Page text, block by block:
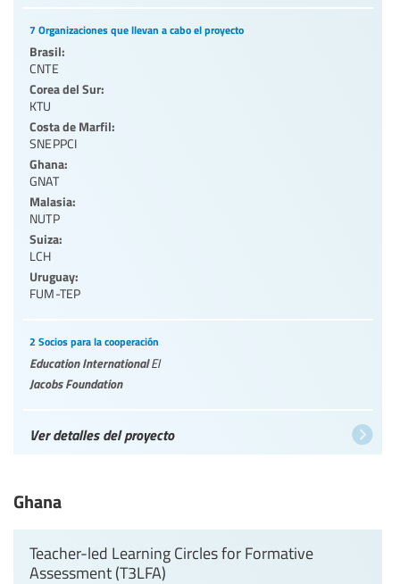
7 Organizaciones que llevan a cabo el proyecto
Brasil:
CNTE
Corea del Sur:
KTU
Costa de Marfil:
SNEPPCI
Ghana:
GNAT
Malasia:
NUTP
Suiza:
LCH
Uruguay:
FUM-TEP
2 Socios para la cooperación
Education InternationalEI
Jacobs Foundation
Ver detalles del proyecto
Ghana
Teacher-led Learning Circles for Formative
Assessment (T3LFA)